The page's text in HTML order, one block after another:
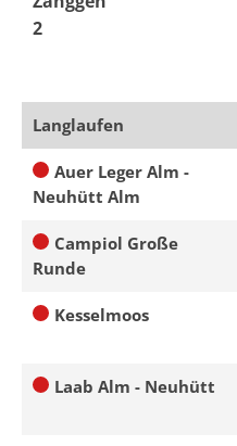
2
Langlaufen
Auer Leger Alm -
Neuhütt Alm
Campiol Große
Runde
Kesselmoos
Laab Alm - Neuhütt